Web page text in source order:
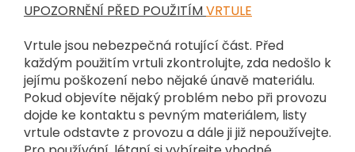
UPOZORNĚNÍ PŘED POUŽITÍMVRTULE
Vrtule jsou nebezpečná rotující část. Před
každým použitím vrtuli zkontrolujte, zda nedošlo k
jejímu poškození nebo nějaké únavě materiálu.
Pokud objevíte nějaký problém nebo při provozu
dojde ke kontaktu s pevným materiálem, listy
vrtule odstavte z provozu a dále ji již nepoužívejte.